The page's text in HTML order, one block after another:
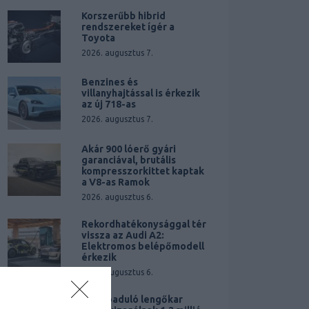
Korszerűbb hibrid
rendszereket ígér a
Toyota
2026. augusztus 7.
Benzines és
villanyhajtással is érkezik
az új 718-as
2026. augusztus 7.
Akár 900 lóerő gyári
garanciával, brutális
kompresszorkittet kaptak
a V8-as Ramok
2026. augusztus 6.
Rekordhatékonysággal tér
vissza az Audi A2:
Elektromos belépőmodell
érkezik
2026. augusztus 6.
Elszabaduló lengőkar